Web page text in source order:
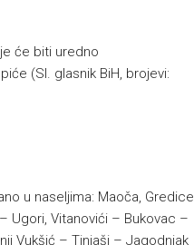
će biti uredno
(Sl. glasnik BiH, brojevi:
u naseljima: Maoča, Gredice
Ugori, Vitanovići – Bukovac –
Vukšić – Tinjaši – Jagodnjak